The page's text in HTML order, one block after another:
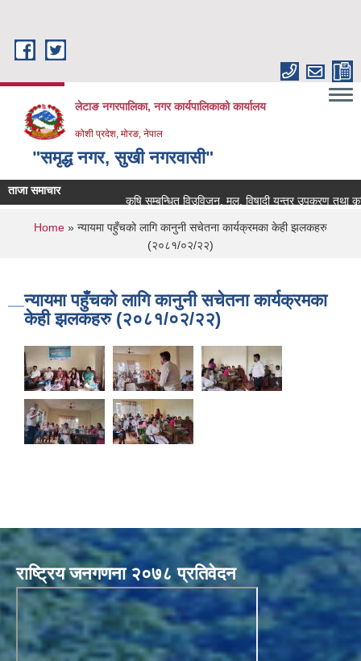
लेटाङ नगरपालिका, नगर कार्यपालिकाको कार्यालय
कोशी प्रदेश, मोरङ, नेपाल
"समृद्ध नगर, सुखी नगरवासी"
ताजा समाचार
कृषि सम्बन्धित विउविजन, मल, विषादी यन्त्र उपकरण तथा कृषि
You are here
Home » न्यायमा पहुँचको लागि कानुनी सचेतना कार्यक्रमका केही झलकहरु
(२०८१/०२/२२)
न्यायमा पहुँचको लागि कानुनी सचेतना कार्यक्रमका
केही झलकहरु (२०८१/०२/२२)
राष्ट्रिय जनगणना २०७८ प्रतिवेदन